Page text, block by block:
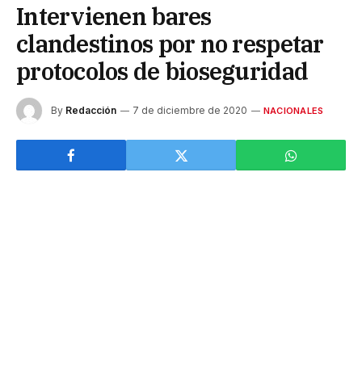
Intervienen bares
clandestinos por no respetar
protocolos de bioseguridad
By Redacción 7 de diciembre de 2020 NACIONALES